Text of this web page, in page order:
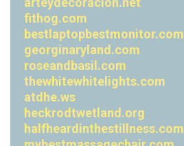
fithog.com
bestlaptopbestmonitor.com
georginaryland.com
roseandbasil.com
thewhitewhitelights.com
atdhe.ws
heckrodtwetland.org
halfheardinthestillness.com